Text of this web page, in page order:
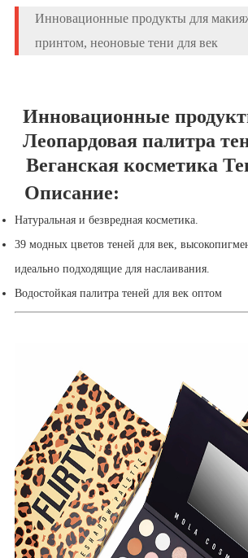
Инновационные продукты для
принтом, неоновые тени для век
Инновационные
Леопардовая палитра
Веганская косметика
Описание:
Натуральная и безвредная косметика.
39 модных цветов теней для век,
идеально подходящие для наслаивания.
Водостойкая палитра теней для век оптом